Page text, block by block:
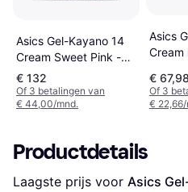
Asics Gel-Kayano 14
Cream Sweet Pink -
Wit
€ 132
Of 3 betalingen van
€ 44,00/mnd.
Asics
Cream
€ 67,98
Of 3
€ 22,66/
Productdetails
Laagste prijs voor Asics